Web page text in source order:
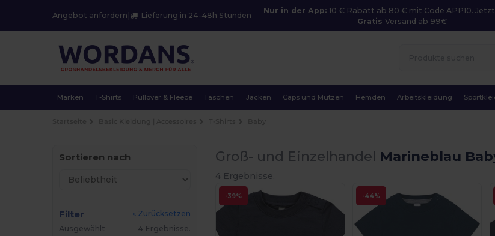
Angebot anfordern Lieferung in 24-48h Stunden
Nur in der App: 10 € Rabatt ab 80 € mit Code APP10.
Gratis Versand ab 99€
Marken T-Shirts Pullover & Fleece Taschen Jacken Caps und Mützen Hemden Arbeitskleidung
Sortieren nach
Filter
« Zurücksetzen
Ausgewählt
4 Ergebnisse.
Groß- und Einzelhandel Marineblau
4 Ergebnisse.
-39% -44%